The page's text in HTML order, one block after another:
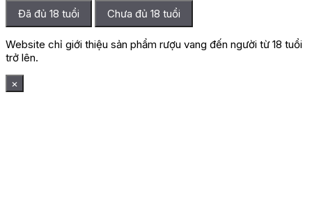
Đã đủ 18 tuổi Chưa đủ 18 tuổi
Website chỉ giới thiệu sản phẩm rượu vang đến người từ 18 tuổi
trở lên.
×